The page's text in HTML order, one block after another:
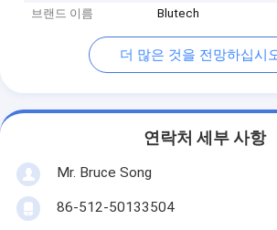
브랜드 이름
Blutech
더 많은 것을 전망하십시
연락처 세부 사항
Mr. Bruce Song
86-512-50133504